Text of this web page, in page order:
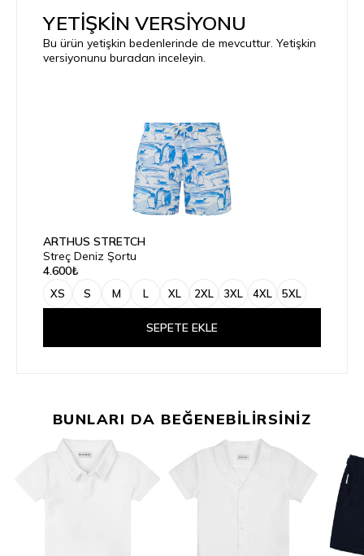
YETİŞKİN VERSİYONU
Bu ürün yetişkin bedenlerinde de mevcuttur. Yetişkin
versiyonunu buradan inceleyin.
ARTHUS STRETCH
Streç Deniz Şortu
4.600₺
XS S M L XL 2XL 3XL 4XL 5XL
SEPETE EKLE
BUNLARI DA BEĞENEBİLİRSİNİZ